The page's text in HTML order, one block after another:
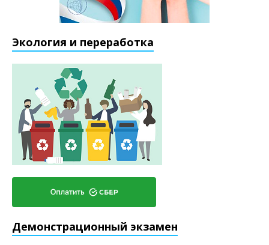
Экология и переработка
Демонстрационный экзамен